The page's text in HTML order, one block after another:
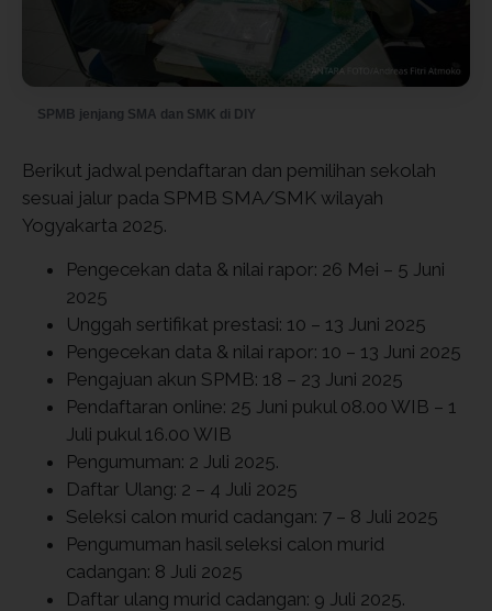
SPMB jenjang SMA dan SMK di DIY
Berikut jadwal pendaftaran dan pemilihan sekolah
sesuai jalur pada SPMB SMA/SMK wilayah
Yogyakarta 2025.
Pengecekan data & nilai rapor: 26 Mei – 5 Juni
2025
Unggah sertifikat prestasi: 10 – 13 Juni 2025
Pengecekan data & nilai rapor: 10 – 13 Juni 2025
Pengajuan akun SPMB: 18 – 23 Juni 2025
Pendaftaran online: 25 Juni pukul 08.00 WIB – 1
Juli pukul 16.00 WIB
Pengumuman: 2 Juli 2025.
Daftar Ulang: 2 – 4 Juli 2025
Seleksi calon murid cadangan: 7 – 8 Juli 2025
Pengumuman hasil seleksi calon murid
cadangan: 8 Juli 2025
Daftar ulang murid cadangan: 9 Juli 2025.